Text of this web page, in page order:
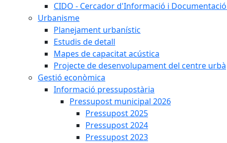
CIDO - Cercador d'Informació i
Urbanisme
Planejament urbanístic
Estudis de detall
Mapes de capacitat acústica
Projecte de desenvolupament del centre urbà
Gestió econòmica
Informació pressupostària
Pressupost municipal 2026
Pressupost 2025
Pressupost 2024
Pressupost 2023